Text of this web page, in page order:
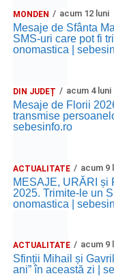
Duminică, 23
cea de-a III-a
de Sebeș”
MONDEN acum 12 luni
Mesaje de Sfânta
SMS-uri care pot fi
onomastica |
DIN JUDEȚ acum 4 luni
Mesaje de Florii
transmise
sebesinfo.ro
ACTUALITATE acum 9
MESAJE, URĂRI și
2025. Trimite-le un
onomastica |
ACTUALITATE acum 9
Sfinții Mihail și
ani” în această zi |